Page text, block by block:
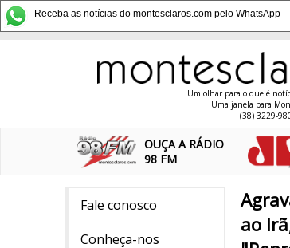
Receba as notícias do montesclaros.com pelo WhatsApp
Um olhar para o que é
Uma janela para
(38) 3229-
OUÇA A RÁDIO
98 FM
Fale conosco
Conheça-nos
ao